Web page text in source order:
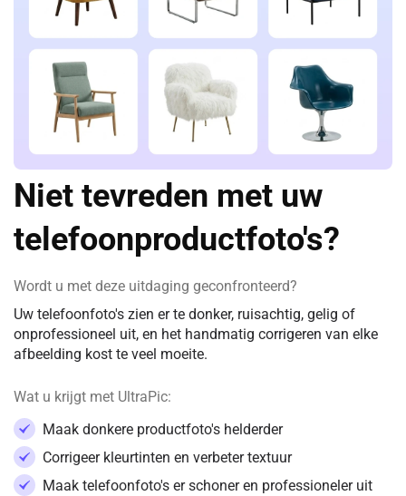
Niet tevreden met uw
telefoonproductfoto's?
Wordt u met deze uitdaging geconfronteerd?
Uw telefoonfoto's zien er te donker, ruisachtig, gelig of
onprofessioneel uit, en het handmatig corrigeren van elke
afbeelding kost te veel moeite.
Wat u krijgt met UltraPic:
Maak donkere productfoto's helderder
Corrigeer kleurtinten en verbeter textuur
Maak telefoonfoto's er schoner en professioneler uit